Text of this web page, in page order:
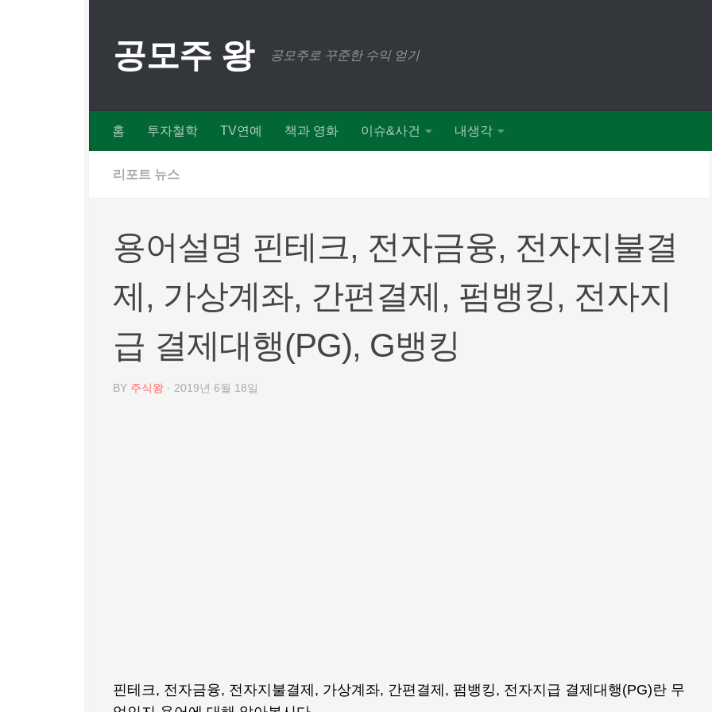
공모주 왕 공모주로 꾸준한 수익 얻기
홈 투자철학 TV연예 책과 영화 이슈&사건 내생각
리포트 뉴스
용어설명 핀테크, 전자금융, 전자지불결
제, 가상계좌, 간편결제, 펌뱅킹, 전자지
급 결제대행(PG), G뱅킹
BY 주식왕 · 2019년 6월 18일
핀테크, 전자금융, 전자지불결제, 가상계좌, 간편결제, 펌뱅킹, 전자지급 결제대행(PG)란 무